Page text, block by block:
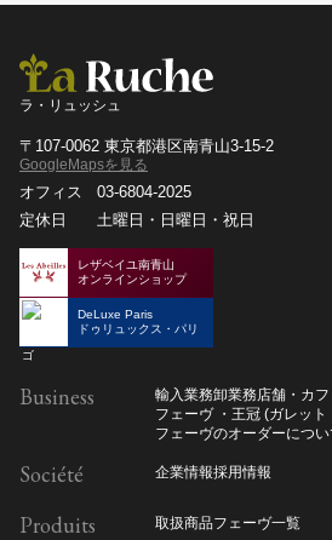
ラ・リュッシュ
〒107-0062 東京都港区南青山3-15-2
GoogleMapsを見る
オフィス
03-6804-2025
定休日
土曜日・日曜日・祝日
レザベイユ南青山
オンラインショップ
DeLuxe Paris
ドゥリュックス・パリ
Business 輸入業務卸業務店舗・カ
フェーヴ ・王冠 (ガレッ
フェーヴのオーダーについ
Société 企業情報採用情報
Produits 取扱商品フェーヴ一覧